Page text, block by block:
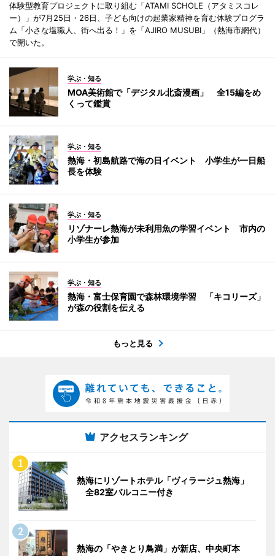
体験型教育プロジェクトに取り組む「ATAMI SCHOLE（アタミスコレ
ー）」が7月25日・26日、子ども向けの起業家精神を育む体験プログラ
ム「小さな塩職人、街へ出る！」を「AJIRO MUSUBI」（熱海市網代）
で開いた。
学ぶ・知る
MOA美術館で「デジタル北斎漫画」 全15編をめ
くって鑑賞
学ぶ・知る
熱海・初島航路で海の日イベント 小学生が一日船
長を体験
学ぶ・知る
リゾナーレ熱海が未利用魚の学習イベント 市内の
小学生が参加
学ぶ・知る
熱海・富士保育園で森林環境学習 「キコリーズ」
が森の役割を伝える
もっと見る
アクセスランキング
熱海にリゾートホテル「ヴィラージュ熱海」
全82室バルコニー付き
熱海の「やきとり鳥満」が新店、中央町本